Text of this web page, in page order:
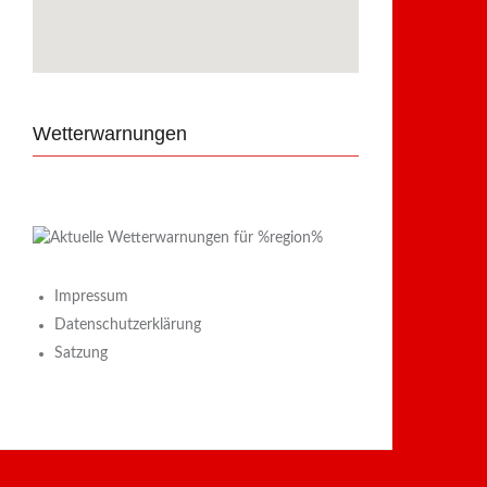
Wetterwarnungen
Impressum
Datenschutzerklärung
Satzung